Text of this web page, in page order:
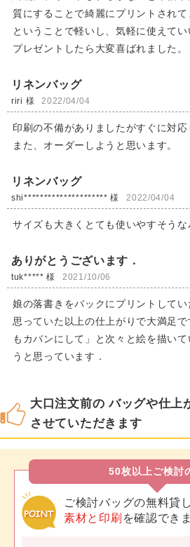
質にすることで綺麗にプリントされ
ということで軽いし、気軽に使えてい
プレゼントしたら大変喜ばれました。
リネンバッグ
riri 様 2022/04/04
印刷の不備がありましたがすぐに対応
また、オーダーしようと思います。
リネンバッグ
shi********************* 様 2022/04/04
サイズも大きくとても使いやすそうな
ありがとうございます．
tuk***** 様 2021/10/06
娘の落書きをバックにプリントしてい
思っていた以上の仕上がりで大満足
もカバンにして」と次々と絵を描い
うと思っています．
大口注文前の バッグや仕上
させていただきます
50枚以上ご検討
ご検討バッグの無料貸
素材と印刷 を確認でき